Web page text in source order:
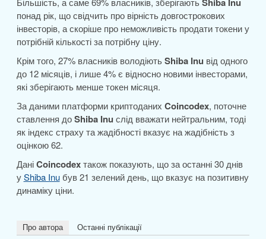
понад рік, що свідчить про вірність довгострокових
інвесторів, а скоріше про неможливість продати токени у
потрібній кількості за потрібну ціну.
Крім того, 27% власників володіютьShiba Inu від одного
до 12 місяців, і лише 4% є відносно новими інвесторами,
які зберігають менше токен місяця.
За даними платформи криптоданих Coincodex, поточне
ставлення доShiba Inu слід вважати нейтральним, тоді
як індекс страху та жадібності вказує на жадібність з
оцінкою 62.
ДаніCoincodexтакож показують, що за останні 30 днів
уShiba Inuбув 21 зелений день, що вказує на позитивну
динаміку ціни.
Про автора Останні публікації